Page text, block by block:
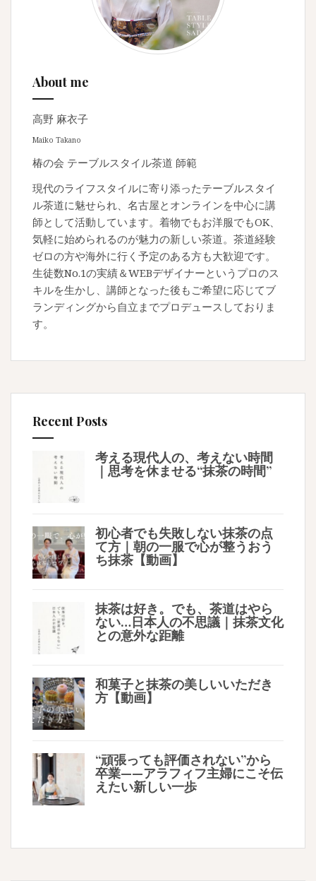
About me
高野 麻衣子
Maiko Takano
椿の会 テーブルスタイル茶道 師範
現代のライフスタイルに寄り添ったテーブルスタイ
ル茶道に魅せられ、名古屋とオンラインを中心に講
師として活動しています。着物でもお洋服でもOK、
気軽に始められるのが魅力の新しい茶道。茶道経験
ゼロの方や海外に行く予定のある方も大歓迎です。
生徒数No.1の実績＆WEBデザイナーというプロのス
キルを生かし、講師となった後もご希望に応じてブ
ランディングから自立までプロデュースしておりま
す。
Recent Posts
考える現代人の、考えない時間
｜思考を休ませる“抹茶の時間”
初心者でも失敗しない抹茶の点
て方｜朝の一服で心が整うおう
ち抹茶【動画】
抹茶は好き。でも、茶道はやら
ない…日本人の不思議｜抹茶文化
との意外な距離
和菓子と抹茶の美しいいただき
方【動画】
“頑張っても評価されない”から
卒業——アラフィフ主婦にこそ伝
えたい新しい一歩